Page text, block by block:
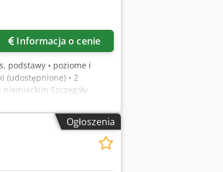
Informacja o cenie
podstawy • poziome i
(udostępnione) • 2
Szczegóły
d) • Kąt steel: 50 x 5 mm
mm • Kwadratowa
mm • Średnica: 50.0 mm •
Ogłoszenia